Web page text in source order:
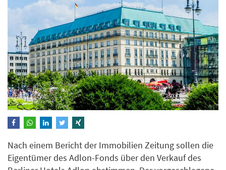
Nach einem Bericht der Immobilien Zeitung sollen die
Eigentümer des Adlon-Fonds über den Verkauf des